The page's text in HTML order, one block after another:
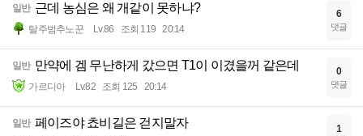
일반 근데 농심은 왜 개같이 못하냐?
탈주범추노꾼 Lv.86 조회 119 20:14
6
댓글
일반 만약에 겜 무난하게 갔으면 T1이 이겼을꺼 같은데
가르디아 Lv.82 조회 125 20:14
0
댓글
일반 페이즈야 쵸비길은 걷지말자 1